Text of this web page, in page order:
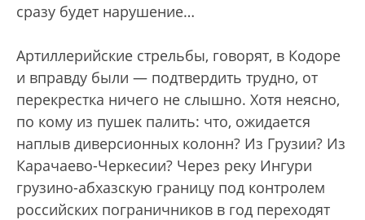
сразу будет нарушение…
Артиллерийские стрельбы, говорят, в Кодоре
и вправду были — подтвердить трудно, от
перекрестка ничего не слышно. Хотя неясно,
по кому из пушек палить: что, ожидается
наплыв диверсионных колонн? Из Грузии? Из
Карачаево-Черкесии? Через реку Ингури
грузино-абхазскую границу под контролем
российских пограничников в год переходят